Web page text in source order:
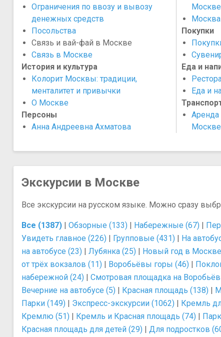
Ограничения по ввозу и вывозу
денежных средств
Посольства
Связь и вай-фай в Москве
​Связь в Москве
История и культура
Колорит Москвы: традиции,
менталитет и привычки
О Москве
Персоны
Анна Андреевна Ахматова
Москве
​Москва
Покупки
Еда и
​Еда и
Аренда
Москве
Экскурсии в Москве
Все экскурсии на русском языке. Можно сразу
Все (1387) | Обзорные (133) | Набережные (67) |
Увидеть главное (226) | Групповые (431) | На
на автобусе (23) | Лубянка (25) | Новый год в
от трёх вокзалов (11) | Воробьёвы горы (46) |
набережной (24) | Смотровая площадка на
Вечерние на автобусе (5) | Красная площадь (138) |
Парки (149) | Экспресс-экскурсии (1062) | Кремль
Кремлю (51) | Кремль и Красная площадь (74) |
Красная площадь для детей (29) | Для подростков